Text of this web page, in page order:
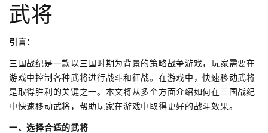
武将
引言：
三国战纪是一款以三国时期为背景的策略战争游戏，玩家需要在
游戏中控制各种武将进行战斗和征战。在游戏中，快速移动武将
是取得胜利的关键之一。本文将从多个方面介绍如何在三国战纪
中快速移动武将，帮助玩家在游戏中取得更好的战斗效果。
一、选择合适的武将